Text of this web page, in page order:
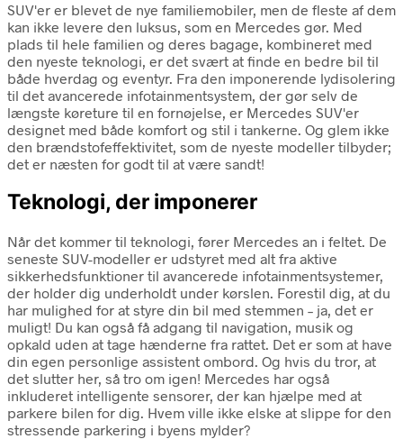
SUV'er er blevet de nye familiemobiler, men de fleste af dem
kan ikke levere den luksus, som en Mercedes gør. Med
plads til hele familien og deres bagage, kombineret med
den nyeste teknologi, er det svært at finde en bedre bil til
både hverdag og eventyr. Fra den imponerende lydisolering
til det avancerede infotainmentsystem, der gør selv de
længste køreture til en fornøjelse, er Mercedes SUV'er
designet med både komfort og stil i tankerne. Og glem ikke
den brændstofeffektivitet, som de nyeste modeller tilbyder;
det er næsten for godt til at være sandt!
Teknologi, der imponerer
Når det kommer til teknologi, fører Mercedes an i feltet. De
seneste SUV-modeller er udstyret med alt fra aktive
sikkerhedsfunktioner til avancerede infotainmentsystemer,
der holder dig underholdt under kørslen. Forestil dig, at du
har mulighed for at styre din bil med stemmen – ja, det er
muligt! Du kan også få adgang til navigation, musik og
opkald uden at tage hænderne fra rattet. Det er som at have
din egen personlige assistent ombord. Og hvis du tror, at
det slutter her, så tro om igen! Mercedes har også
inkluderet intelligente sensorer, der kan hjælpe med at
parkere bilen for dig. Hvem ville ikke elske at slippe for den
stressende parkering i byens mylder?